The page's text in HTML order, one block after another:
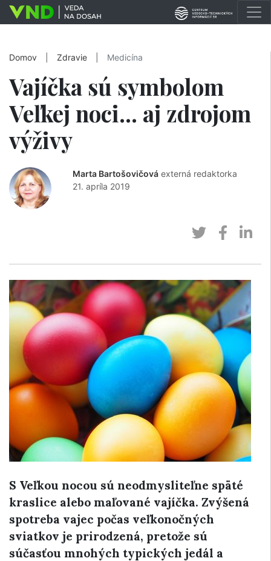
Domov Zdravie Medicína
Vajíčka sú symbolom
Veľkej noci… aj zdrojom
výživy
Marta Bartošovičová externá redaktorka
21. apríla 2019
S Veľkou nocou sú neodmysliteľne späté
kraslice alebo maľované vajíčka. Zvýšená
spotreba vajec počas veľkonočných
sviatkov je prirodzená, pretože sú
súčasťou mnohých typických jedál a